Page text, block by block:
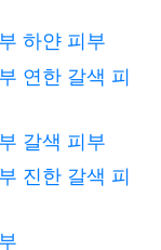
하얀 피부
연한 갈색 피
갈색 피부
진한 갈색 피